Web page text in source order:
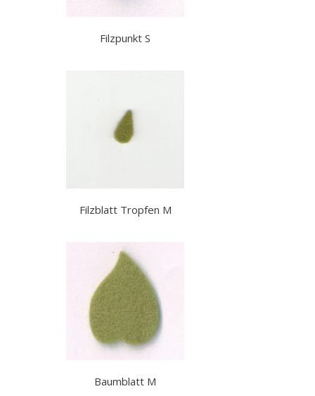
Filzpunkt S
Filzblatt Tropfen M
Baumblatt M